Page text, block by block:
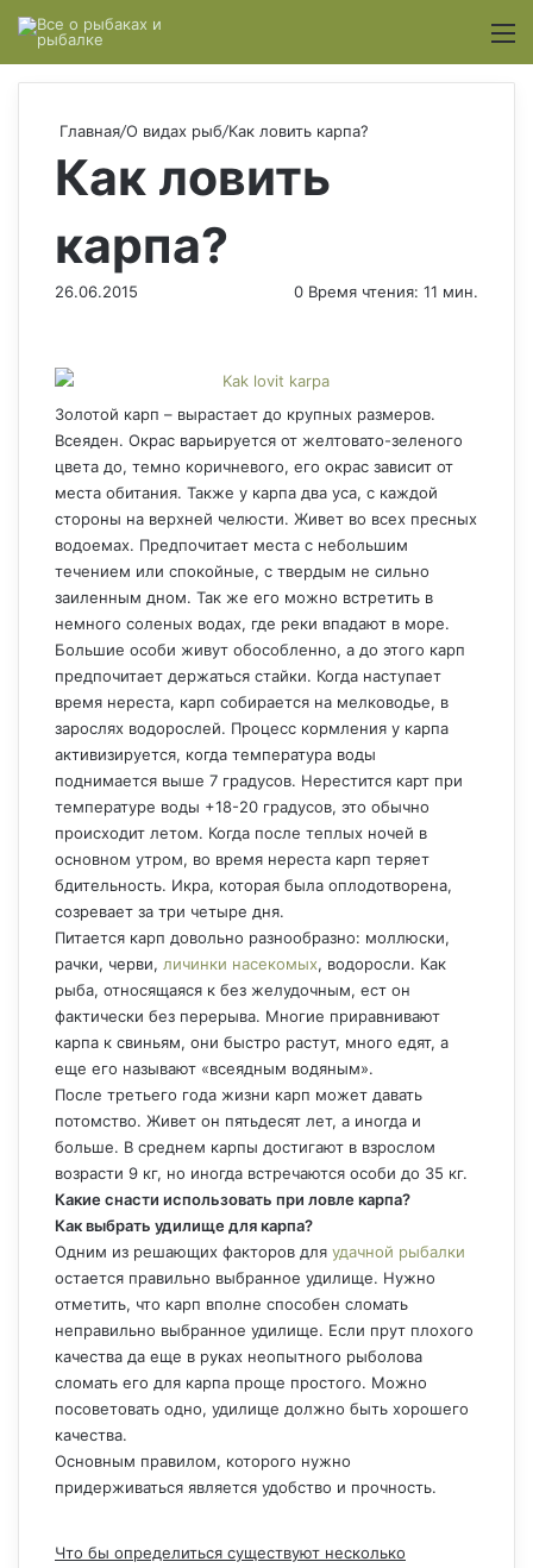
Главная/О видах рыб/Как ловить карпа?
Как ловить
карпа?
26.06.2015 0 Время чтения: 11 мин.
Золотой карп – вырастает до крупных размеров.
Всеяден. Окрас варьируется от желтовато-зеленого
цвета до, темно коричневого, его окрас зависит от
места обитания. Также у карпа два уса, с каждой
стороны на верхней челюсти. Живет во всех пресных
водоемах. Предпочитает места с небольшим
течением или спокойные, с твердым не сильно
заиленным дном. Так же его можно встретить в
немного соленых водах, где реки впадают в море.
Большие особи живут обособленно, а до этого карп
предпочитает держаться стайки. Когда наступает
время нереста, карп собирается на мелководье, в
зарослях водорослей. Процесс кормления у карпа
активизируется, когда температура воды
поднимается выше 7 градусов. Нерестится карт при
температуре воды +18-20 градусов, это обычно
происходит летом. Когда после теплых ночей в
основном утром, во время нереста карп теряет
бдительность. Икра, которая была оплодотворена,
созревает за три четыре дня.
Питается карп довольно разнообразно: моллюски,
рачки, черви, личинки насекомых, водоросли. Как
рыба, относящаяся к без желудочным, ест он
фактически без перерыва. Многие приравнивают
карпа к свиньям, они быстро растут, много едят, а
еще его называют «всеядным водяным».
После третьего года жизни карп может давать
потомство. Живет он пятьдесят лет, а иногда и
больше. В среднем карпы достигают в взрослом
возрасти 9 кг, но иногда встречаются особи до 35 кг.
Какие снасти использовать при ловле карпа?
Как выбрать удилище для карпа?
Одним из решающих факторов для удачной рыбалки
остается правильно выбранное удилище. Нужно
отметить, что карп вполне способен сломать
неправильно выбранное удилище. Если прут плохого
качества да еще в руках неопытного рыболова
сломать его для карпа проще простого. Можно
посоветовать одно, удилище должно быть хорошего
качества.
Основным правилом, которого нужно
придерживаться является удобство и прочность.
Что бы определиться существуют несколько